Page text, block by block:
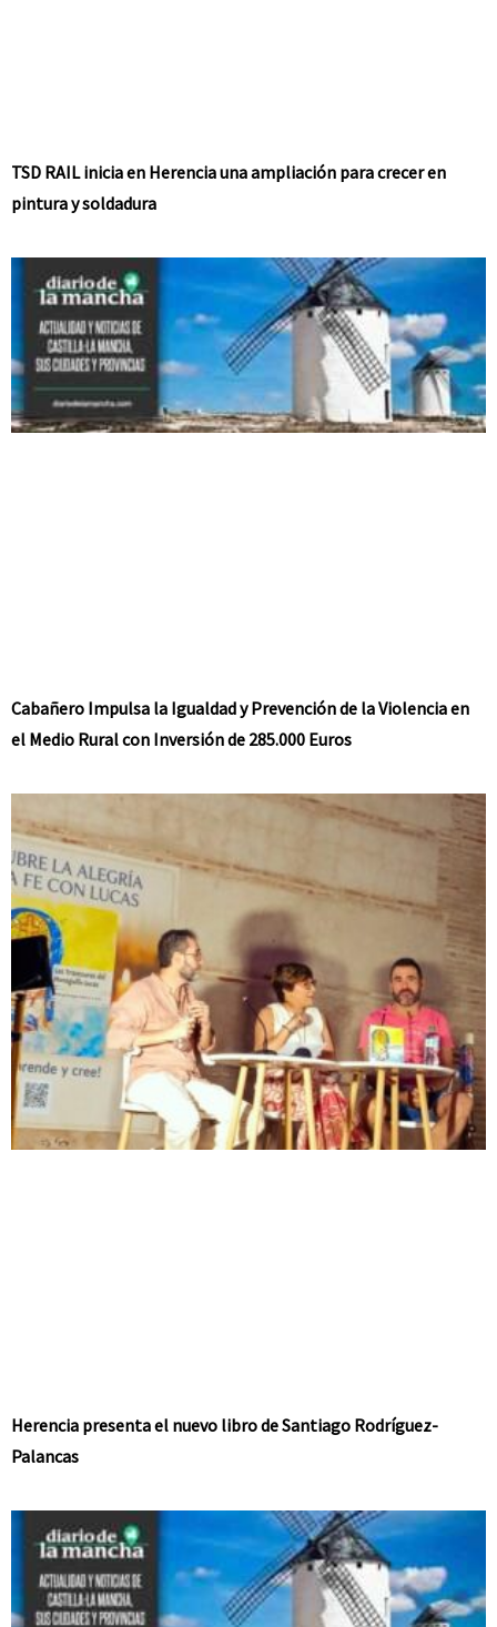
TSD RAIL inicia en Herencia una ampliación para crecer en
pintura y soldadura
Cabañero Impulsa la Igualdad y Prevención de la Violencia en
el Medio Rural con Inversión de 285.000 Euros
Herencia presenta el nuevo libro de Santiago Rodríguez-
Palancas